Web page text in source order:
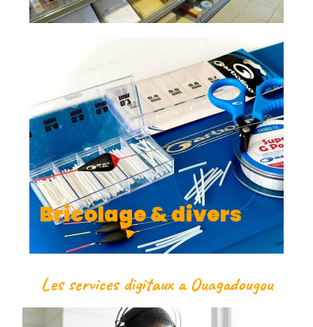
Bricolage & divers
Les services digitaux a Ouagadougou